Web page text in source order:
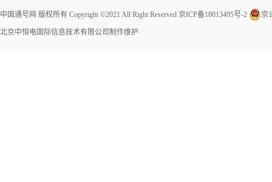
中国通号网 版权所有 Copyright ©2021 All Right Reserved 京ICP备18013495号-2 京
北京中恒电国际信息技术有限公司 制作维护